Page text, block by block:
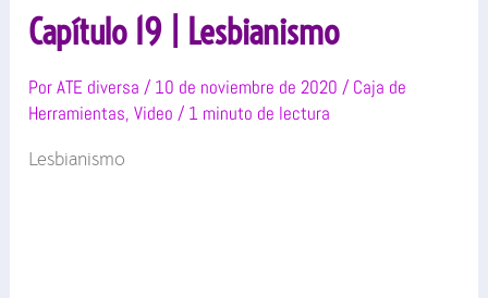
Capítulo 19 | Lesbianismo
PorATE diversa/ 10 de noviembre de 2020/ Caja de
Herramientas,Video / 1 minuto de lectura
Lesbianismo